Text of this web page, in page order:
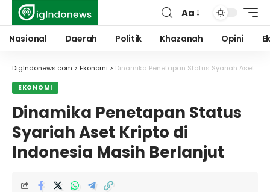
Font
Resizer
Aa
Nasional Daerah Politik Khazanah Opini
DigIndonews.com > Ekonomi > Dinamika Penetapan Status Syariah Aset Kripto di Indonesia Masih Berlanjut
EKONOMI
Dinamika Penetapan Status
Syariah Aset Kripto di
Indonesia Masih Berlanjut